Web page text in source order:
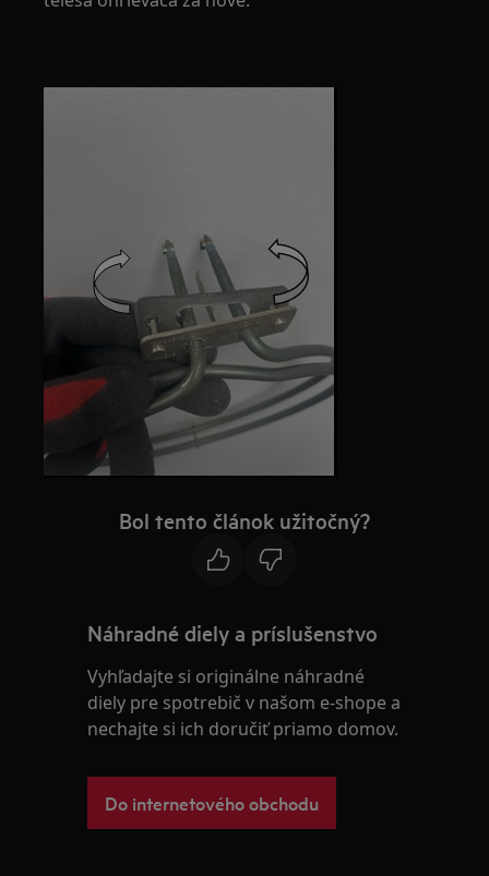
Bol tento článok užitočný?
Náhradné diely a príslušenstvo
Vyhľadajte si originálne náhradné
diely pre spotrebič v našom e-shope a
nechajte si ich doručiť priamo domov.
Do internetového obchodu